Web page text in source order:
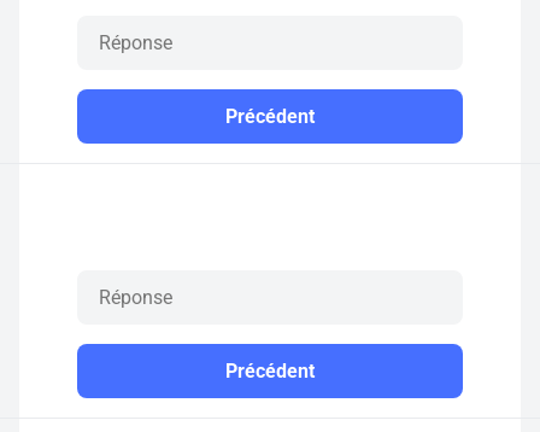
Précédent
Précédent